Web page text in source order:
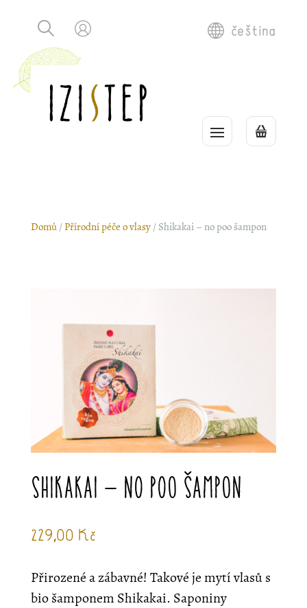
čeština
Domů/ Přírodní péče o vlasy/ Shikakai – no poo šampon
Shikakai – no poo šampon
229,00 Kč
Přirozené a zábavné! Takové je mytí vlasů s
bio šamponem Shikakai. Saponiny